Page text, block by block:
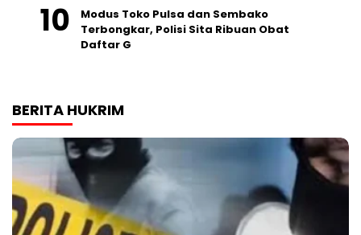
Modus Toko Pulsa dan Sembako
Terbongkar, Polisi Sita Ribuan Obat
Daftar G
BERITA HUKRIM